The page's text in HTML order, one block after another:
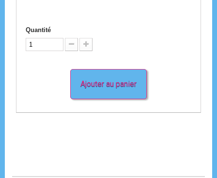
Quantité
Ajouter au panier